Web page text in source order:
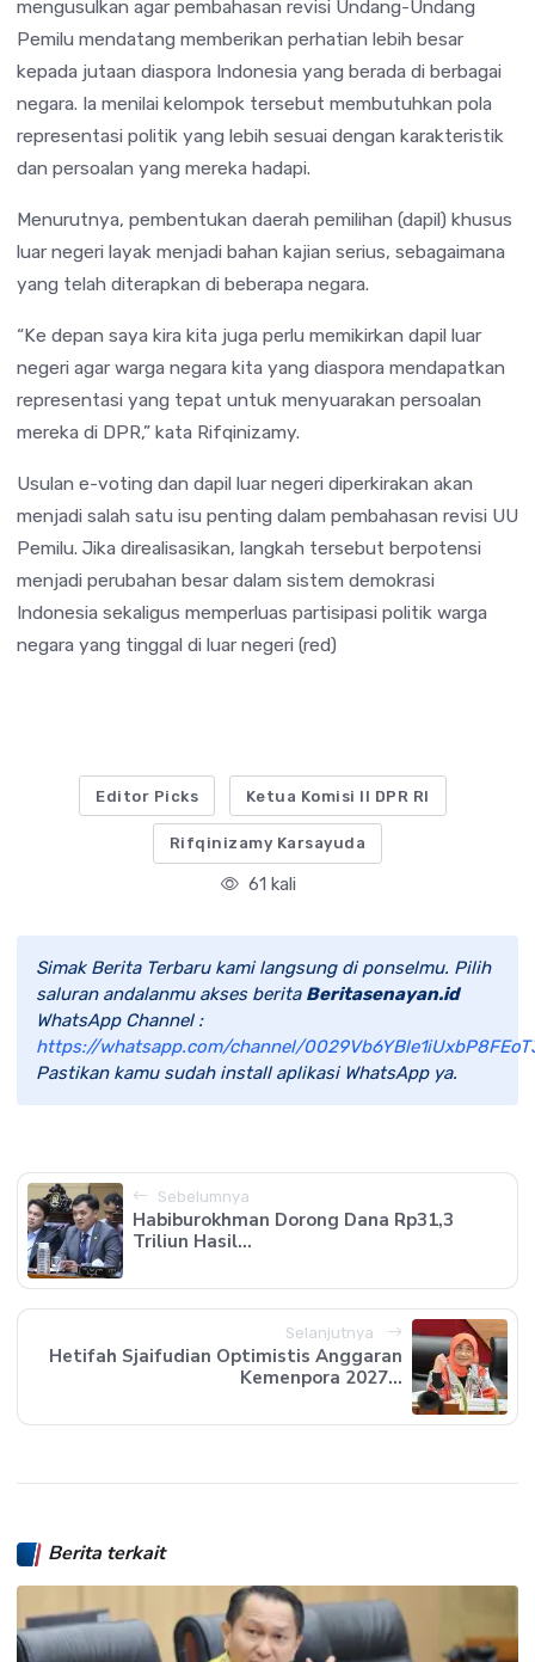
mengusulkan agar pembahasan revisi Undang-Undang
Pemilu mendatang memberikan perhatian lebih besar
kepada jutaan diaspora Indonesia yang berada di berbagai
negara. Ia menilai kelompok tersebut membutuhkan pola
representasi politik yang lebih sesuai dengan karakteristik
dan persoalan yang mereka hadapi.
Menurutnya, pembentukan daerah pemilihan (dapil) khusus
luar negeri layak menjadi bahan kajian serius, sebagaimana
yang telah diterapkan di beberapa negara.
“Ke depan saya kira kita juga perlu memikirkan dapil luar
negeri agar warga negara kita yang diaspora mendapatkan
representasi yang tepat untuk menyuarakan persoalan
mereka di DPR,” kata Rifqinizamy.
Usulan e-voting dan dapil luar negeri diperkirakan akan
menjadi salah satu isu penting dalam pembahasan revisi UU
Pemilu. Jika direalisasikan, langkah tersebut berpotensi
menjadi perubahan besar dalam sistem demokrasi
Indonesia sekaligus memperluas partisipasi politik warga
negara yang tinggal di luar negeri (red)
Editor Picks Ketua Komisi II DPR RI
Rifqinizamy Karsayuda
61 kali
Simak Berita Terbaru kami langsung di ponselmu. Pilih
saluran andalanmu akses berita Beritasenayan.id
WhatsApp Channel :
https://whatsapp.com/channel/
Pastikan kamu sudah install aplikasi WhatsApp ya.
Sebelumnya
Habiburokhman Dorong Dana Rp31,3
Triliun Hasil...
Selanjutnya
Hetifah Sjaifudian Optimistis Anggaran
Kemenpora 2027...
Berita terkait